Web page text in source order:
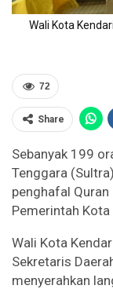
Wali Kota
72
Share
Sebanyak 199
Tenggara
penghafal
Pemerintah
Wali Kota
Sekretaris
menyerahkan